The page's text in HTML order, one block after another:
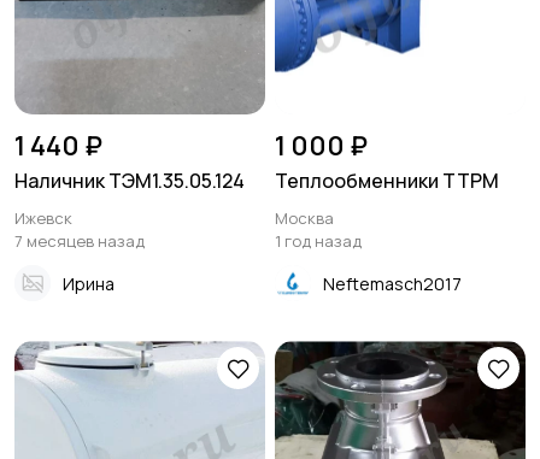
1 440 ₽
Наличник ТЭМ1.35.05.124
Ижевск
7 месяцев назад
Ирина
1 000 ₽
Теплообменники ТТРМ
Москва
1 год назад
Neftemasch2017